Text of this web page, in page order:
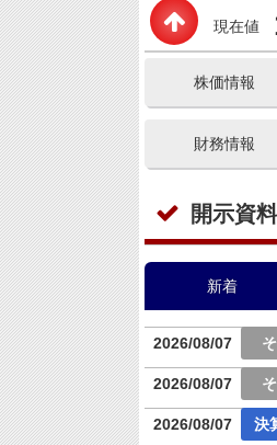
現在値
株価情報
財務情報
開示資料
新着
2026/08/07
2026/08/07
2026/08/07